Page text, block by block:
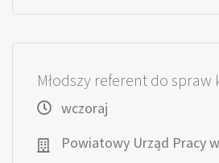
Młodszy referent do spraw
wczoraj
Powiatowy Urząd Pracy